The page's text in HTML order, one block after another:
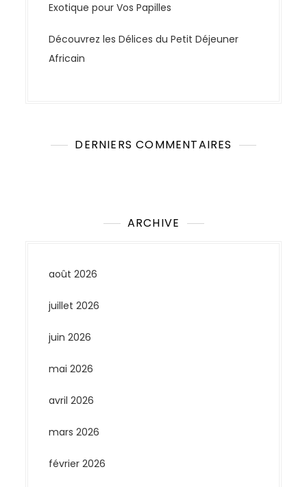
Exotique pour Vos Papilles
Découvrez les Délices du Petit Déjeuner
Africain
DERNIERS COMMENTAIRES
ARCHIVE
août 2026
juillet 2026
juin 2026
mai 2026
avril 2026
mars 2026
février 2026